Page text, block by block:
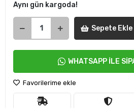
Aynı gün kargoda!
Sepete Ekle
WHATSAPP İLE
Favorilerime ekle